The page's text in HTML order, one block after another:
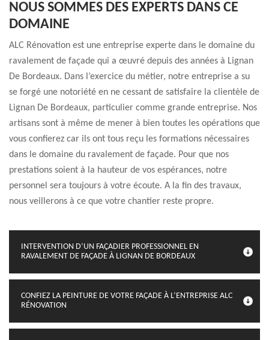
NOUS SOMMES DES EXPERTS DANS CE
DOMAINE
ALC Rénovation est une entreprise experte dans le domaine du
ravalement de façade qui a œuvré depuis des années à Lignan
De Bordeaux. Dans l’exercice du métier, notre entreprise a su
se forgé une notoriété en ne cessant de satisfaire la clientèle de
Lignan De Bordeaux, particulier comme grande entreprise. Nos
artisans sont à même de mener à bien toutes les opérations que
vous confierez car ils ont tous reçu les formations nécessaires
dans le domaine du ravalement de façade. Pour que nos
prestations soient à la hauteur de vos espérances, notre
personnel sera toujours à votre écoute. A la fin des travaux,
nous veillerons à ce que votre chantier reste propre.
INTERVENTION D’UN FAÇADIER PROFESSIONNEL EN
RAVALEMENT DE FAÇADE À LIGNAN DE BORDEAUX
CONFIEZ LA PEINTURE DE VOTRE FAÇADE À L’ENTREPRISE ALC
RÉNOVATION